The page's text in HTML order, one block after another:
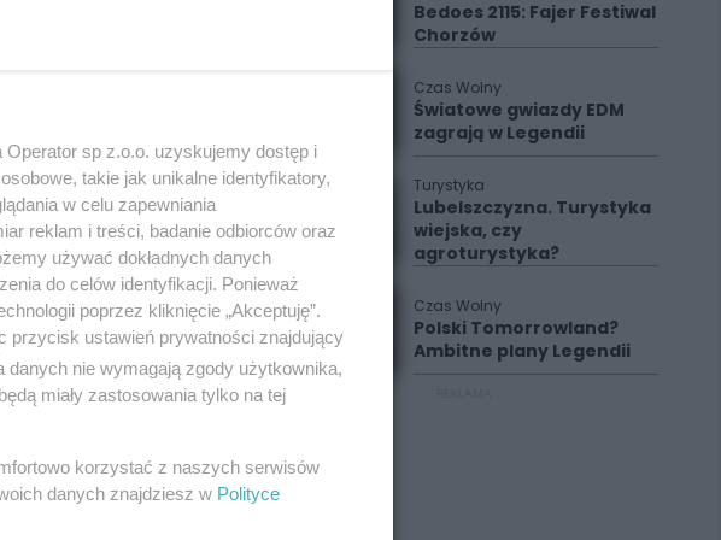
w
stężeniu od
rowerzysta
wzrasta
Bedoes 2115: Fajer Festiwal
Chorzów
Czas Wolny
Światowe gwiazdy EDM
zagrają w Legendii
Turystyka
Lubelszczyzna. Turystyka
wiejska, czy
agroturystyka?
Czas Wolny
Polski Tomorrowland?
Ambitne plany Legendii
sp z.o.o. uzyskujemy dostęp i
takie jak unikalne identyfikatory,
w celu zapewniania
reklam i treści, badanie odbiorców oraz
używać dokładnych danych
do celów identyfikacji. Ponieważ
poprzez kliknięcie „Akceptuję”.
przycisk ustawień prywatności znajdujący
danych nie wymagają zgody użytkownika,
miały zastosowania tylko na tej
korzystać z naszych serwisów
danych znajdziesz w Polityce